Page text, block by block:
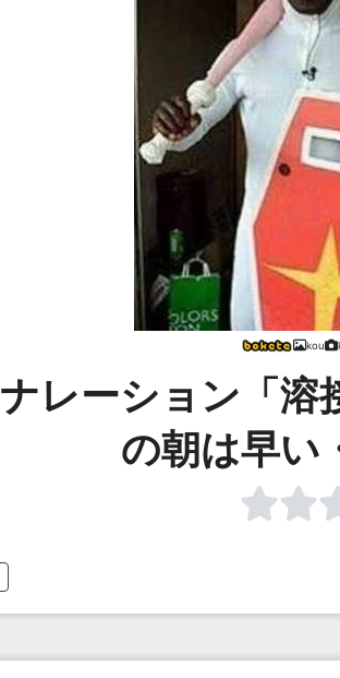
kou
ナレーション「溶
の朝は早い